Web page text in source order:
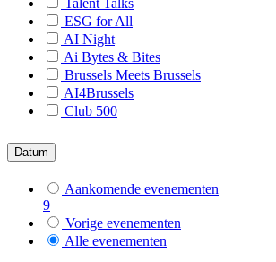
ESG for All
AI Night
Ai Bytes & Bites
Brussels Meets Brussels
AI4Brussels
Club 500
Datum
Aankomende evenementen
9
Vorige evenementen
Alle evenementen